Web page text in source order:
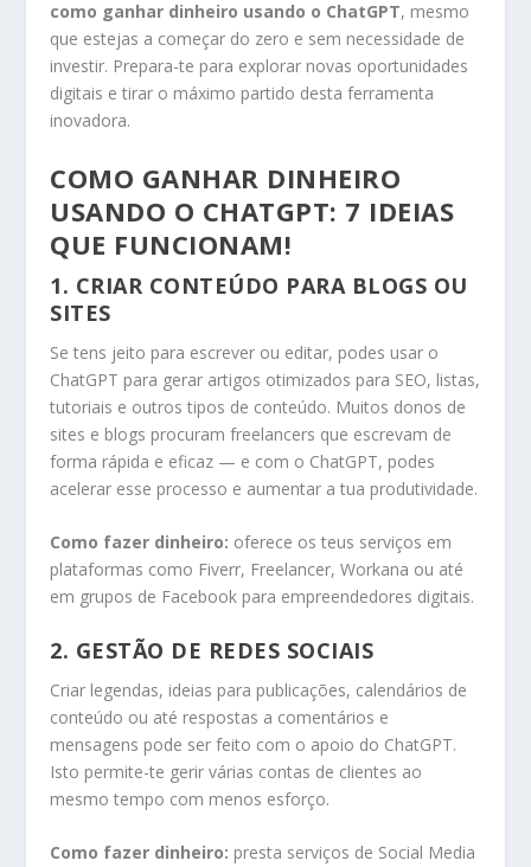
como ganhar dinheiro usando o ChatGPT, mesmo
que estejas a começar do zero e sem necessidade de
investir. Prepara-te para explorar novas oportunidades
digitais e tirar o máximo partido desta ferramenta
inovadora.
COMO GANHAR DINHEIRO
USANDO O CHATGPT: 7 IDEIAS
QUE FUNCIONAM!
1. CRIAR CONTEÚDO PARA BLOGS OU
SITES
Se tens jeito para escrever ou editar, podes usar o
ChatGPT para gerar artigos otimizados para SEO, listas,
tutoriais e outros tipos de conteúdo. Muitos donos de
sites e blogs procuram freelancers que escrevam de
forma rápida e eficaz — e com o ChatGPT, podes
acelerar esse processo e aumentar a tua produtividade.
Como fazer dinheiro: oferece os teus serviços em
plataformas como Fiverr, Freelancer, Workana ou até
em grupos de Facebook para empreendedores digitais.
2. GESTÃO DE REDES SOCIAIS
Criar legendas, ideias para publicações, calendários de
conteúdo ou até respostas a comentários e
mensagens pode ser feito com o apoio do ChatGPT.
Isto permite-te gerir várias contas de clientes ao
mesmo tempo com menos esforço.
Como fazer dinheiro: presta serviços de Social Media